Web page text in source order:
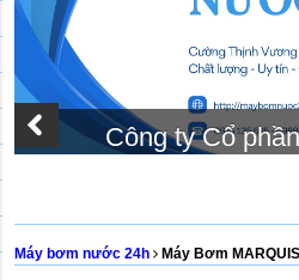
Công ty Cổ
Máy bơm nước 24h Máy Bơm MARQUIS